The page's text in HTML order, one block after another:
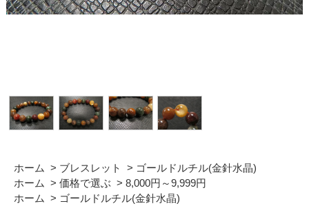
ホーム > ブレスレット > ゴールドルチル(金針水晶)
ホーム > 価格で選ぶ > 8,000円～9,999円
ホーム > ゴールドルチル(金針水晶)